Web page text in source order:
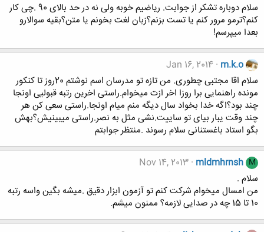
سلام دوباره تشکر از جوابت. ریاضیم خوبه ولی نه در حد بالای 90 .چی کار
کنم؟ترمو مرور کنم یا تست بزنم؟زبان لغت بخونم یا متن؟بقیه سوالارو
بعدا میپرسم!
m.k.o
Jan 16, 2014
سلام اقا مجتبی چطوری. من تازه تو مدرسان اسم نوشتم 20روز تا کنکور
مونده راهنمایی برا روزا اخر ازت میخوام.راستی اخرین رتبه قبولیی اونجا
چند بود؟اگه خدا بخواد سال دیگه منم میام اونجا.راستی سعی کن هر
چند وقت یبار بیای تو ساییت.نشی مثل به نصر.راستی میبینیش؟بهش
بگو استاد باغستنانی سلام رسوند .منتظر جوابتم
M
mldmhrnsh
Nov 14, 2013
سلام .
من امسال میخوام شرکت کنم تو آزمون ابزار دقیق .میشه بگین واسه رتبه
10 تا 15 چه در صدایی لازمه؟ ممنون میشم.